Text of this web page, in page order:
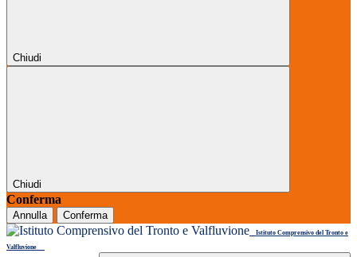
Chiudi
Chiudi
Conferma
Annulla Conferma
Istituto Comprensivo del Tronto e
Valfluvione